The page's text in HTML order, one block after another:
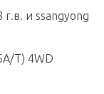
и ssangyong
T) 4WD